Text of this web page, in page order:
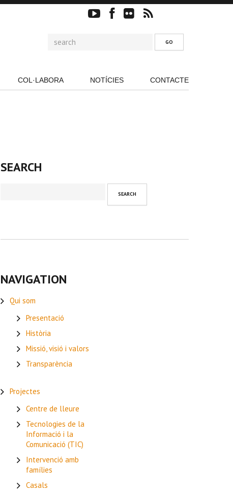
COL·LABORA NOTÍCIES CONTACTE
SEARCH
NAVIGATION
Qui som
Presentació
Història
Missió, visió i valors
Transparència
Projectes
Centre de lleure
Tecnologies de la
Informació i la
Comunicació (TIC)
Intervenció amb
famílies
Casals